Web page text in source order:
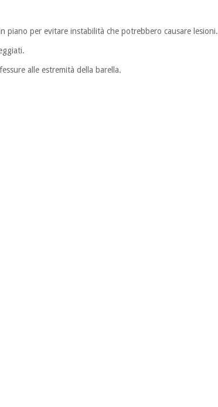
piano per evitare instabilità che potrebbero causare lesioni.
alle estremità della barella.